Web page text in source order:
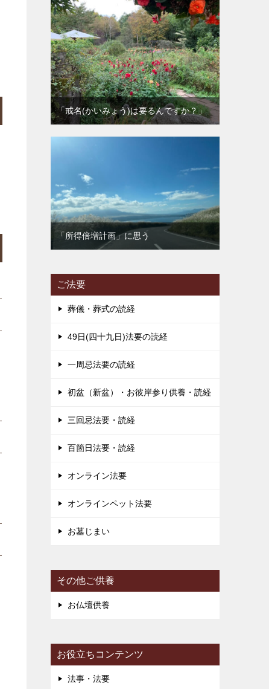
「戒名(かいみょう)は要るんですか？」
「所得倍増計画」に思う
ご法要
葬儀・葬式の読経
49日(四十九日)法要の読経
一周忌法要の読経
初盆（新盆）・お彼岸参り供養・読経
三回忌法要・読経
百箇日法要・読経
オンライン法要
オンラインペット法要
お墓じまい
その他ご供養
お仏壇供養
お役立ちコンテンツ
法事・法要